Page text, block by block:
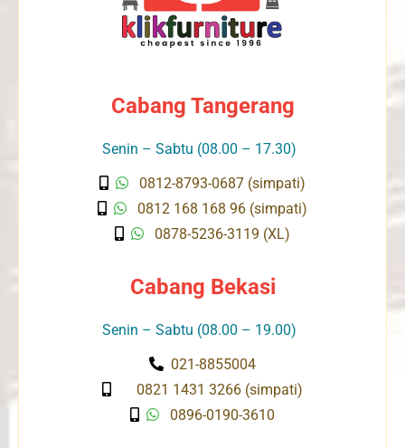
Cabang Tangerang
Senin – Sabtu (08.00 – 17.30)
0812-8793-0687 (simpati)
0812 168 168 96 (simpati)
0878-5236-3119 (XL)
Cabang Bekasi
Senin – Sabtu (08.00 – 19.00)
021-8855004
0821 1431 3266 (simpati)
0896-0190-3610